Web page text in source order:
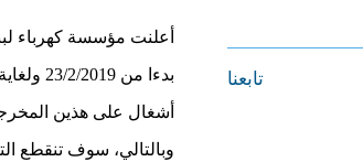
أعلنت مؤسسة كهرباء
أشغال على هذين
وبالتالي، سوف تنقطع
تابعنا